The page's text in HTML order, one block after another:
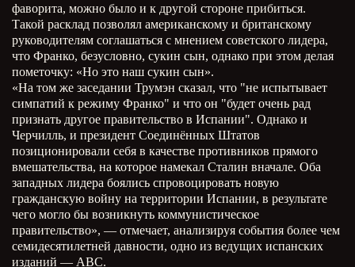
фаворита, можно было и к другой стороне прибиться.
Такой расклад позволял американскому и британскому
руководителям соглашаться с мнением советского лидера,
что Франко, безусловно, сукин сын, однако при этом делая
пометочку: «Но это наш сукин сын».
«На том же заседании Трумэн сказал, что "не испытывает
симпатий к режиму Франко" и что он "будет очень рад
признать другое правительство в Испании". Однако и
Черчилль, и президент Соединённых Штатов
позиционировали себя в качестве противников прямого
вмешательства, на которое намекал Сталин вначале. Оба
западных лидера боялись спровоцировать новую
гражданскую войну на территории Испании, в результате
чего могло бы возникнуть коммунистическое
правительство», — отмечает, анализируя события более чем
семидесятилетней давности, одно из ведущих испанских
изданий — АВС.